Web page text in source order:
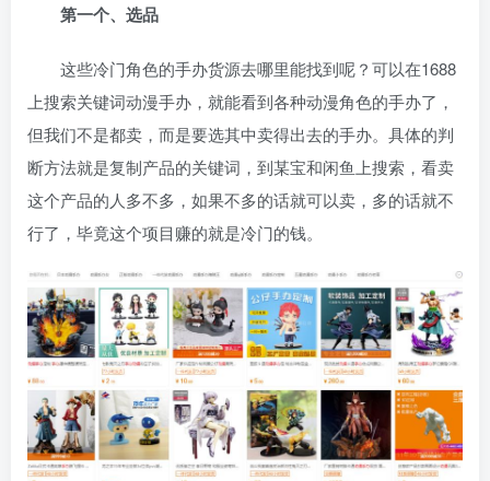
第一个、选品
这些冷门角色的手办货源去哪里能找到呢？可以在1688
上搜索关键词动漫手办，就能看到各种动漫角色的手办了，
但我们不是都卖，而是要选其中卖得出去的手办。具体的判
断方法就是复制产品的关键词，到某宝和闲鱼上搜索，看卖
这个产品的人多不多，如果不多的话就可以卖，多的话就不
行了，毕竟这个项目赚的就是冷门的钱。